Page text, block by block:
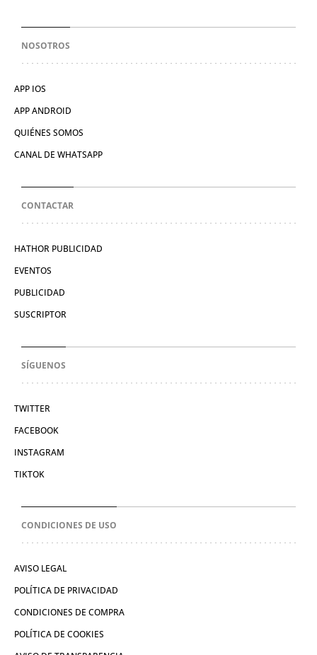
NOSOTROS
APP IOS
APP ANDROID
QUIÉNES SOMOS
CANAL DE WHATSAPP
CONTACTAR
HATHOR PUBLICIDAD
EVENTOS
PUBLICIDAD
SUSCRIPTOR
SÍGUENOS
TWITTER
FACEBOOK
INSTAGRAM
TIKTOK
CONDICIONES DE USO
AVISO LEGAL
POLÍTICA DE PRIVACIDAD
CONDICIONES DE COMPRA
POLÍTICA DE COOKIES